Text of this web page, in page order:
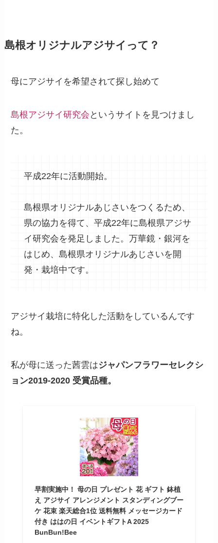
島根オリジナルアジサイって？
母にアジサイを希望されて探し始めて
島根アジサイ研究会 というサイトを見つけまし
た。
平成22年に活動開始。
島根県オリジナルあじさいをつくるため、
県の協力を得て、平成22年に島根県アジサ
イ研究会を発足しました。万華鏡・銀河を
はじめ、島根県オリジナルあじさいを開
発・栽培中です。
アジサイ栽培に特化した活動をしているんです
ね。
私が母に送った茜雲はジャパンフラワーセレクシ
ョン2019-2020 受賞品種。
早割実施中！ 母の日 プレゼント 花 ギフト 鉢植
え アジサイ アレンジメント スタンディングブー
ケ 花束 楽天総合1位 送料無料 メッセージカード
付き ははの日 イベントギフトA 2025
BunBun!Bee